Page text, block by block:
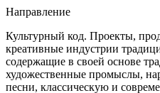
Направление
Культурный код. Проекты,
креативные индустрии
содержащие в своей основе
художественные промыслы,
песни, классическую и